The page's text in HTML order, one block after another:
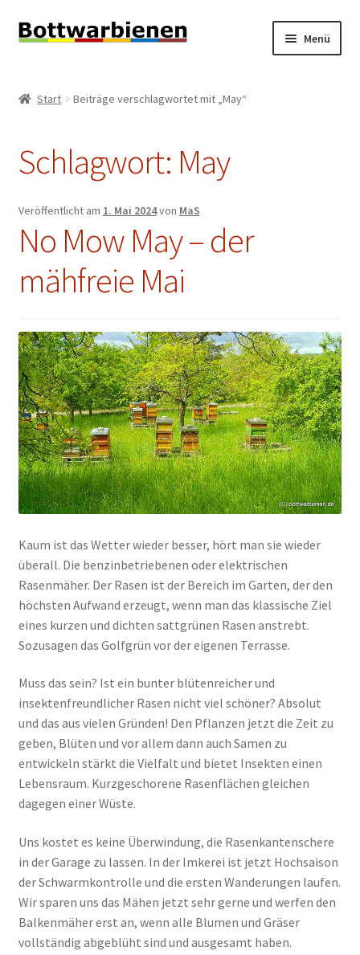
Zur
Zum
Menü
INFORMATIONEN
KONTAKT
IMPRESSUM
Start Beiträge verschlagwortet mit „May“
Schlagwort: May
Veröffentlicht am 1. Mai 2024von MaS
No Mow May – der
mähfreie Mai
Kaum ist das Wetter wieder besser, hört man sie wieder
überall. Die benzinbetriebenen oder elektrischen
Rasenmäher. Der Rasen ist der Bereich im Garten, der den
höchsten Aufwand erzeugt, wenn man das klassische Ziel
eines kurzen und dichten sattgrünen Rasen anstrebt.
Sozusagen das Golfgrün vor der eigenen Terrasse.
Muss das sein? Ist ein bunter blütenreicher und
insektenfreundlicher Rasen nicht viel schöner? Absolut
und das aus vielen Gründen! Den Pflanzen jetzt die Zeit zu
geben, Blüten und vor allem dann auch Samen zu
entwickeln stärkt die Vielfalt und bietet Insekten einen
Lebensraum. Kurzgeschorene Rasenflächen gleichen
dagegen einer Wüste.
Uns kostet es keine Überwindung, die Rasenkantenschere
in der Garage zu lassen. In der Imkerei ist jetzt Hochsaison
der Schwarmkontrolle und die ersten Wanderungen laufen.
Wir sparen uns das Mähen jetzt sehr gerne und werfen den
Balkenmäher erst an, wenn alle Blumen und Gräser
vollständig abgeblüht sind und ausgesamt haben.